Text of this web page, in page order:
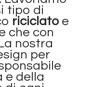
tipo di
riciclato e
che con
nostra
per
e della